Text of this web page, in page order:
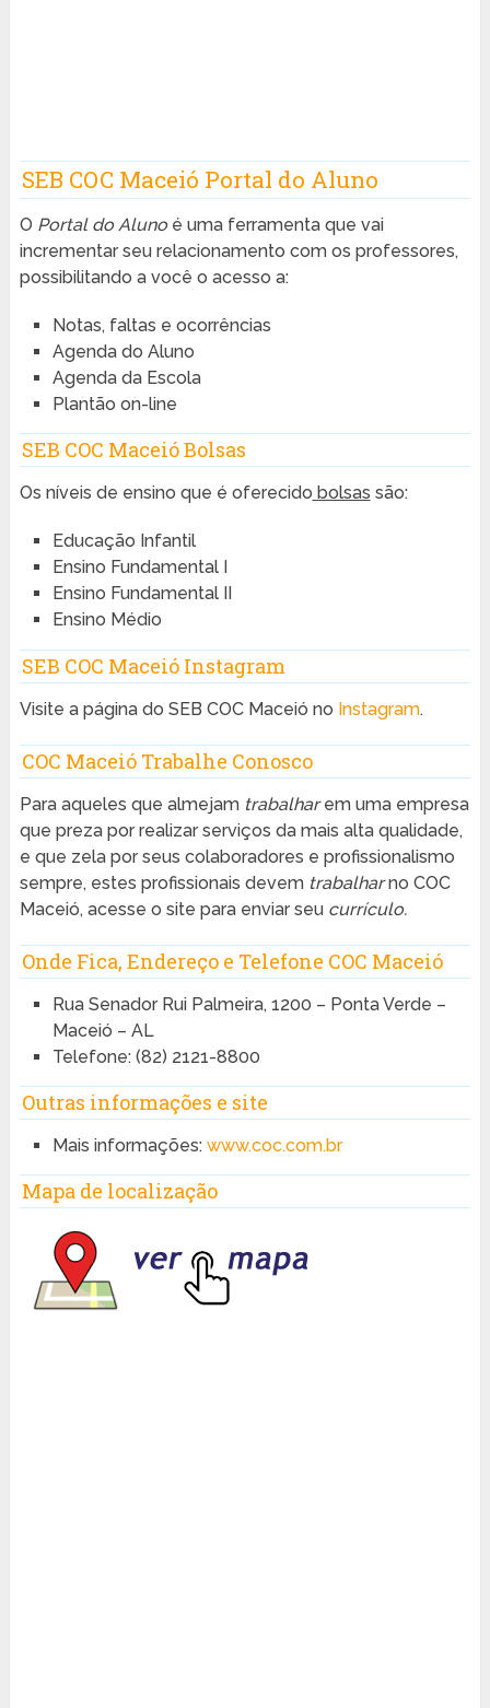
SEB COC Maceió Portal do Aluno
O Portal do Alunoé uma ferramenta que vai
incrementar seu relacionamento com os professores,
possibilitando a você o acesso a:
Notas, faltas e ocorrências
Agenda do Aluno
Agenda da Escola
Plantão on-line
SEB COC Maceió Bolsas
Os níveis de ensino que é oferecido bolsas são:
Educação Infantil
Ensino Fundamental I
Ensino Fundamental II
Ensino Médio
SEB COC Maceió Instagram
Visite a página do SEB COC Maceió no Instagram.
COC Maceió Trabalhe Conosco
Para aqueles que almejam trabalharem uma empresa
que preza por realizar serviços da mais alta qualidade,
e que zela por seus colaboradores e profissionalismo
sempre, estes profissionais devem trabalharno COC
Maceió, acesse o site para enviar seu currículo.
Onde Fica, Endereço e Telefone COC Maceió
Rua Senador Rui Palmeira, 1200 – Ponta Verde –
Maceió – AL
Telefone: (82) 2121-8800
Outras informações e site
Mais informações: www.coc.com.br
Mapa de localização